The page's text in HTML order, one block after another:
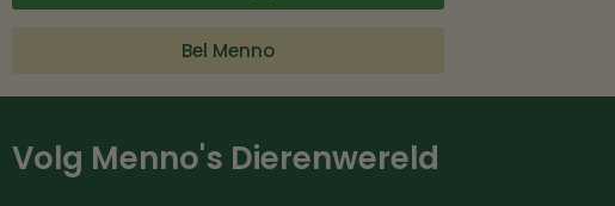
Bel Menno
Volg Menno's Dierenwereld